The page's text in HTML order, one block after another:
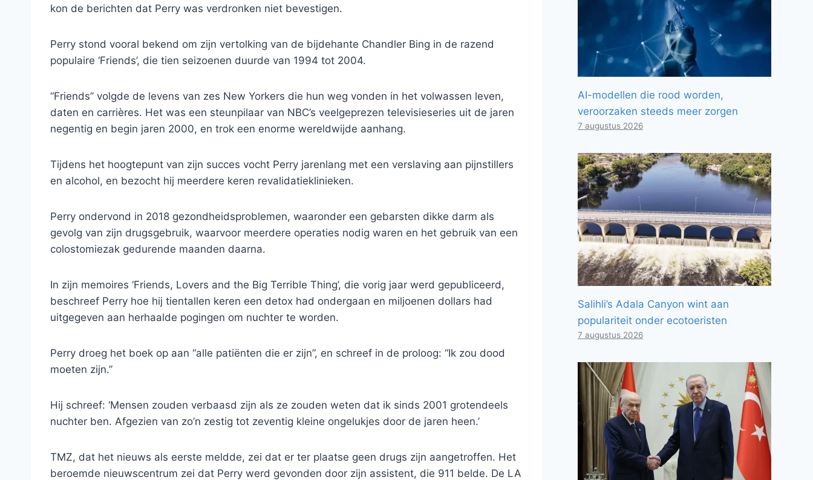
kon de berichten dat Perry was verdronken niet bevestigen.
Perry stond vooral bekend om zijn vertolking van de bijdehante Chandler Bing in de razend
populaire ‘Friends’, die tien seizoenen duurde van 1994 tot 2004.
“Friends” volgde de levens van zes New Yorkers die hun weg vonden in het volwassen leven,
daten en carrières. Het was een steunpilaar van NBC’s veelgeprezen televisieseries uit de jaren
negentig en begin jaren 2000, en trok een enorme wereldwijde aanhang.
Tijdens het hoogtepunt van zijn succes vocht Perry jarenlang met een verslaving aan pijnstillers
en alcohol, en bezocht hij meerdere keren revalidatieklinieken.
Perry ondervond in 2018 gezondheidsproblemen, waaronder een gebarsten dikke darm als
gevolg van zijn drugsgebruik, waarvoor meerdere operaties nodig waren en het gebruik van een
colostomiezak gedurende maanden daarna.
In zijn memoires ‘Friends, Lovers and the Big Terrible Thing’, die vorig jaar werd gepubliceerd,
beschreef Perry hoe hij tientallen keren een detox had ondergaan en miljoenen dollars had
uitgegeven aan herhaalde pogingen om nuchter te worden.
Perry droeg het boek op aan “alle patiënten die er zijn”, en schreef in de proloog: “Ik zou dood
moeten zijn.”
Hij schreef: ‘Mensen zouden verbaasd zijn als ze zouden weten dat ik sinds 2001 grotendeels
nuchter ben. Afgezien van zo’n zestig tot zeventig kleine ongelukjes door de jaren heen.’
TMZ, dat het nieuws als eerste meldde, zei dat er ter plaatse geen drugs zijn aangetroffen. Het
beroemde nieuwscentrum zei dat Perry werd gevonden door zijn assistent, die 911 belde. De LA
AI-modellen die rood worden,
veroorzaken steeds meer zorgen
7 augustus 2026
Salihli’s Adala Canyon wint aan
populariteit onder ecotoeristen
7 augustus 2026